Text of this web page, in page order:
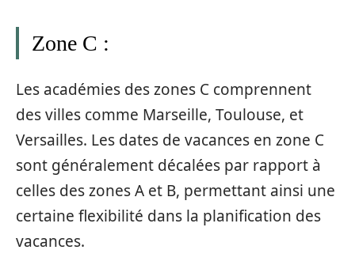
Zone C :
Les académies des zones C comprennent
des villes comme Marseille, Toulouse, et
Versailles. Les dates de vacances en zone C
sont généralement décalées par rapport à
celles des zones A et B, permettant ainsi une
certaine flexibilité dans la planification des
vacances.